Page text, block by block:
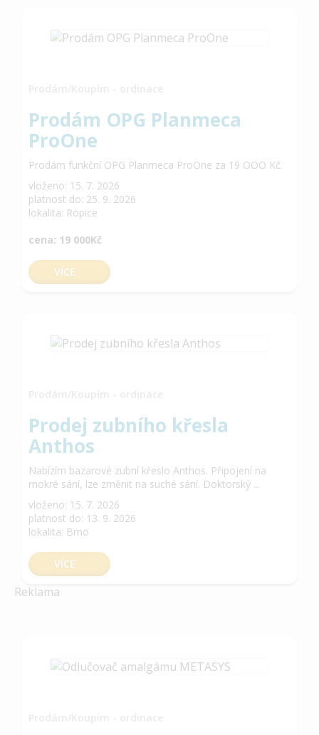
Prodám OPG Planmeca
ProOne
Prodám funkční OPG Planmeca ProOne za 19 OOO Kč.
vloženo: 15. 7. 2026
platnost do: 25. 9. 2026
lokalita: Ropice
cena: 19 000Kč
VÍCE
Prodej zubního křesla
Anthos
Nabízím bazarové zubní křeslo Anthos. Připojení na
mokré sání, lze změnit na suché sání. Doktorský ...
vloženo: 15. 7. 2026
platnost do: 13. 9. 2026
lokalita: Brno
VÍCE
Reklama